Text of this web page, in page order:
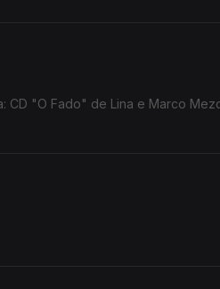
"O Fado" de Lina e Marco